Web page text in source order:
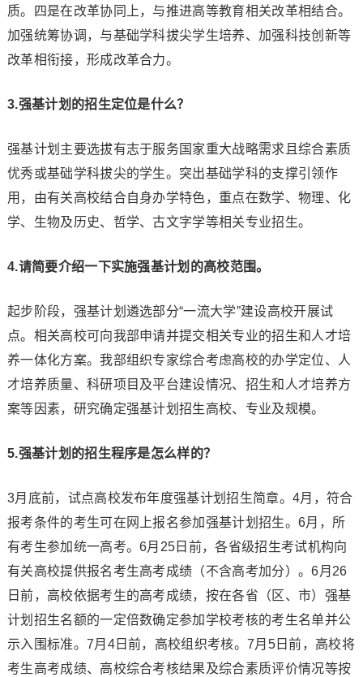
质。四是在改革协同上，与推进高等教育相关改革相结合。
加强统筹协调，与基础学科拔尖学生培养、加强科技创新等
改革相衔接，形成改革合力。
3.强基计划的招生定位是什么？
强基计划主要选拔有志于服务国家重大战略需求且综合素质
优秀或基础学科拔尖的学生。突出基础学科的支撑引领作
用，由有关高校结合自身办学特色，重点在数学、物理、化
学、生物及历史、哲学、古文字学等相关专业招生。
4.请简要介绍一下实施强基计划的高校范围。
起步阶段，强基计划遴选部分“一流大学”建设高校开展试
点。相关高校可向我部申请并提交相关专业的招生和人才培
养一体化方案。我部组织专家综合考虑高校的办学定位、人
才培养质量、科研项目及平台建设情况、招生和人才培养方
案等因素，研究确定强基计划招生高校、专业及规模。
5.强基计划的招生程序是怎么样的？
3月底前，试点高校发布年度强基计划招生简章。4月，符合
报考条件的考生可在网上报名参加强基计划招生。6月，所
有考生参加统一高考。6月25日前，各省级招生考试机构向
有关高校提供报名考生高考成绩（不含高考加分）。6月26
日前，高校依据考生的高考成绩，按在各省（区、市）强基
计划招生名额的一定倍数确定参加学校考核的考生名单并公
示入围标准。7月4日前，高校组织考核。7月5日前，高校将
考生高考成绩、高校综合考核结果及综合素质评价情况等按